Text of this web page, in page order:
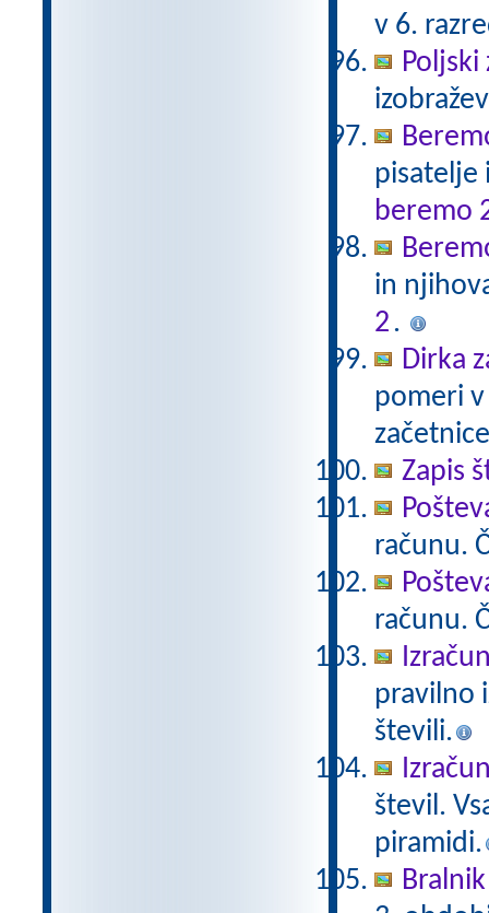
v 6.
Poljski
pisatelje
beremo
in
2.
Dirka
pomeri
Zapis
računu.
računu.
pravilno
števili.
števil.
piramidi.